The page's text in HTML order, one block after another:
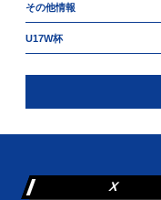
その他情報
U17W杯
X